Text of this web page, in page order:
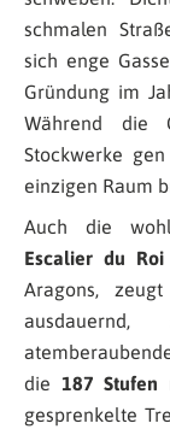
schmalen
sich enge
Gründung im
Während die
Stockwerke
einzigen Raum
Auch die
Escalier du Roi
Aragons,
die 187 Stufen
gesprenkelte